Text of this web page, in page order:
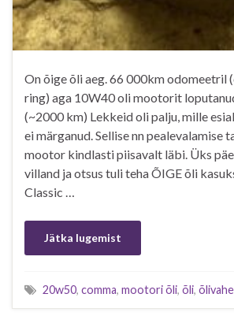
On õige õli aeg. 66 000km odomeetril
ring) aga 10W40 oli mootorit
(~2000 km) Lekkeid oli palju, mille
ei märganud. Sellise nn pealevalamise
mootor kindlasti piisavalt läbi. Üks
villand ja otsus tuli teha ÕIGE õli
Classic …
Jätka lugemist
20w50, comma, mootori õli, õli,